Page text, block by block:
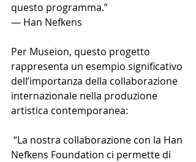
questo programma.”
— Han Nefkens
Per Museion, questo progetto
rappresenta un esempio significativo
dell’importanza della collaborazione
internazionale nella produzione
artistica contemporanea:
Nefkens Foundation ci permette di